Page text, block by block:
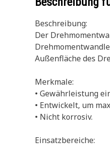
Beschreibung:
Der
Außenfläche des
Merkmale:
• Gewährleistung
• Entwickelt, um
• Nicht korrosiv.
Einsatzbereiche: